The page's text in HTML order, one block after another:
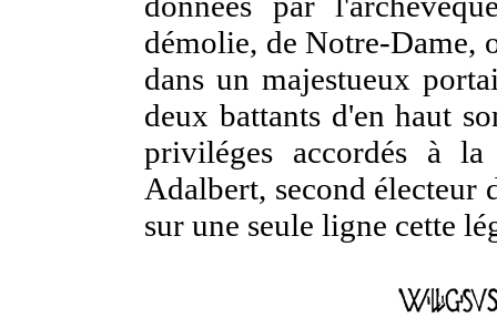
démolie, de Notre-Dame,
dans un majestueux
deux battants d'en haut
priviléges accordés à
Adalbert, second électeur
sur une seule ligne cette